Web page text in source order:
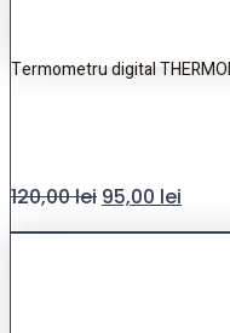
Termometru digital
120,00lei 95,00 lei